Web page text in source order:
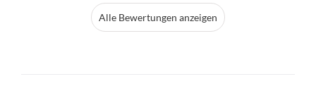
Alle Bewertungen anzeigen